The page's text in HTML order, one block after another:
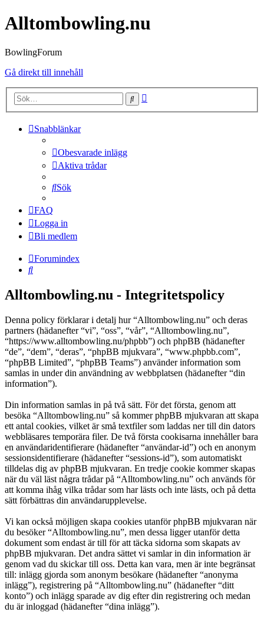
Alltombowling.nu
BowlingForum
Gå direkt till innehåll
Sök
Snabblänkar
Obesvarade inlägg
Aktiva trådar
Sök
FAQ
Logga in
Bli medlem
Forumindex
Sök
Alltombowling.nu - Integritetspolicy
Denna policy förklarar i detalj hur “Alltombowling.nu” och deras
partners (hädanefter “vi”, “oss”, “vår”, “Alltombowling.nu”,
“https://www.alltombowling.nu/phpbb”) och phpBB (hädanefter
“de”, “dem”, “deras”, “phpBB mjukvara”, “www.phpbb.com”,
“phpBB Limited”, “phpBB Teams”) använder information som
samlas in under din användning av webbplatsen (hädanefter “din
information”).
Din information samlas in på två sätt. För det första, genom att
besöka “Alltombowling.nu” så kommer phpBB mjukvaran att skapa
ett antal cookies, vilket är små textfiler som laddas ner till din dators
webbläsares temporära filer. De två första cookisarna innehåller bara
en användaridentifierare (hädanefter “användar-id”) och en anonym
sessionsidentifierare (hädanefter “sessions-id”), som automatiskt
tilldelas dig av phpBB mjukvaran. En tredje cookie kommer skapas
när du väl läst några trådar på “Alltombowling.nu” och används för
att komma ihåg vilka trådar som har lästs och inte lästs, och på detta
sätt förbättras din användarupplevelse.
Vi kan också möjligen skapa cookies utanför phpBB mjukvaran när
du besöker “Alltombowling.nu”, men dessa ligger utanför detta
dokument som endast är till för att täcka sidorna som skapats av
phpBB mjukvaran. Det andra sättet vi samlar in din information är
genom vad du skickar till oss. Detta kan vara, men är inte begränsat
till: inlägg gjorda som anonym besökare (hädanefter “anonyma
inlägg”), registrering på “Alltombowling.nu” (hädanefter “ditt
konto”) och inlägg sparade av dig efter din registrering och medan
du är inloggad (hädanefter “dina inlägg”).